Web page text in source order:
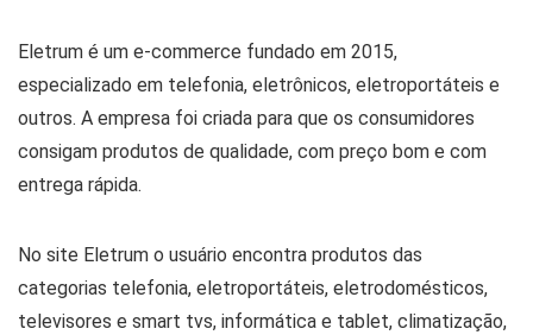
Eletrum é um e-commerce fundado em 2015,
especializado em telefonia, eletrônicos, eletroportáteis e
outros. A empresa foi criada para que os consumidores
consigam produtos de qualidade, com preço bom e com
entrega rápida.
No site Eletrum o usuário encontra produtos das
categorias telefonia, eletroportáteis, eletrodomésticos,
televisores e smart tvs, informática e tablet, climatização,